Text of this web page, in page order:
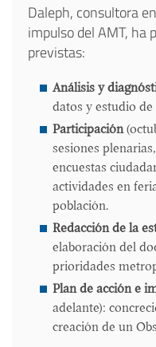
Daleph, consultora
impulso del AMT, ha
previstas:
Análisis y
datos y estudio
Participación
sesiones
encuestas
actividades en
población.
Redacción de la
elaboración del
prioridades
Plan de acción e
adelante):
creación de un